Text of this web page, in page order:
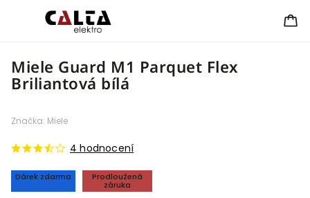
Miele Guard M1 Parquet Flex
Briliantová bílá
Dárek zdarma Prodloužená
záruka
4 hodnocení
Značka: Miele